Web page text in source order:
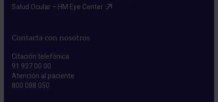
Salud Ocular – HM Eye Center​
Contacta con nosotros
Citación telefónica
91 937 00 00
Atención al paciente
800 088 050